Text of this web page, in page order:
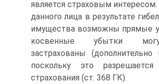
является страховым интересом.
данного лица в результате
имущества возможны прямые
косвенные убытки
застрахованы
поскольку это разрешается
страхования (ст. 368 ГК).